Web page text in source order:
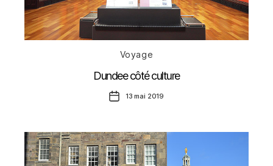
Catégories
Voyage
Dundee côté culture
Date13 mai 2019